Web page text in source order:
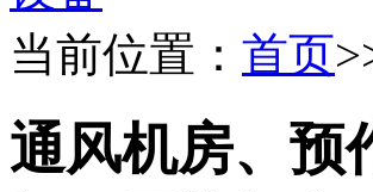
当前位置： 首页
通风机房、预